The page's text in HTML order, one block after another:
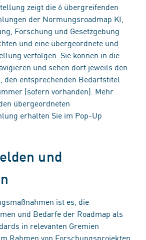
zeigt die 6 übergreifenden
der Normungsroadmap KI,
Forschung und Gesetzgebung
und eine übergeordnete und
verfolgen. Sie können in die
und sehen dort jeweils den
den entsprechenden Bedarfstitel
(sofern vorhanden). Mehr
übergeordneten
erhalten Sie im Pop-Up
und
ist es, die
und Bedarfe der Roadmap als
in relevanten Gremien
Rahmen von Forschungsprojekten